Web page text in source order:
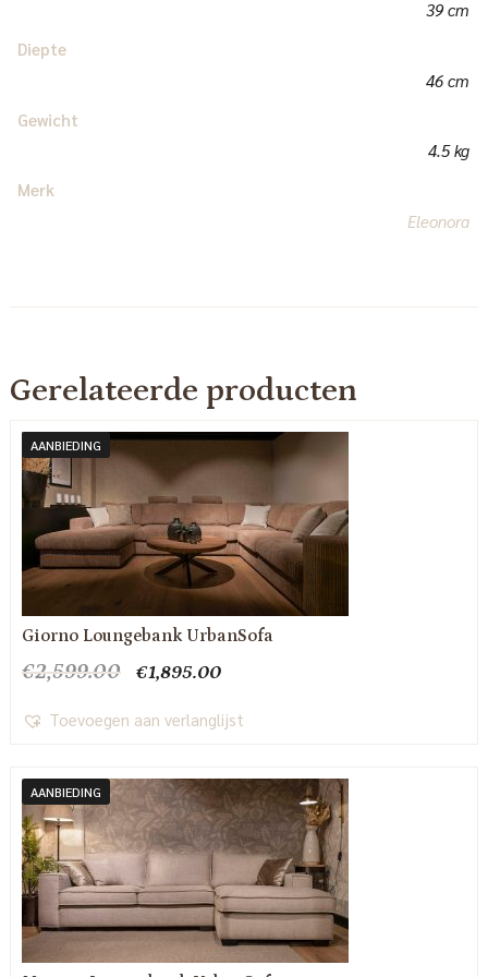
39 cm
Diepte
46 cm
Gewicht
4.5 kg
Merk
Eleonora
Gerelateerde producten
AANBIEDING
Giorno Loungebank UrbanSofa
€2,599.00
Oorspronkelijke
was:
€1,895.00Huidige
is:
Toevoegen aan verlanglijst
AANBIEDING